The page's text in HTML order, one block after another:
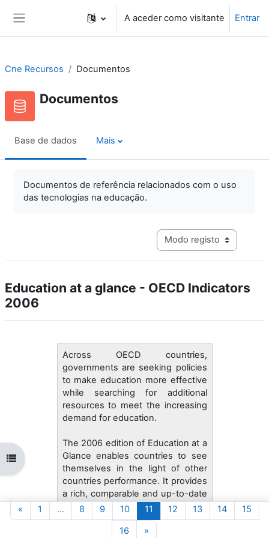
A aceder como visitante Entrar
Abrir índice da disciplina
Cne Recursos Documentos
Documentos
Base de dados Mais
Documentos de referência relacionados com o uso
das tecnologias na educação.
Navegação terciária do
Education at a glance - OECD Indicators
2006
Across OECD countries,
governments are seeking policies
to make education more effective
while searching for additional
resources to meet the increasing
demand for education.
The 2006 edition of Education at a
Glance enables countries to see
themselves in the light of other
countries performance. It provides
a rich, comparable and up-to-date
array of indicators on the
performance of education
systems and represents the
«Página anterior
1 Página 1
… 8Página 8
9Página 9
10Página 10
11 Página 11
12Página 12
13Página 13
14Página 14
15
16Página 16
»